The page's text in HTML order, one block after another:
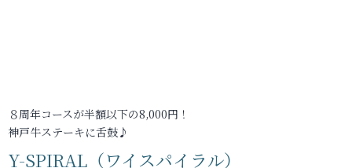
８周年コースが半額以下の8,000円！
神戸牛ステーキに舌鼓♪
Y-SPIRAL（ワイスパイラル）